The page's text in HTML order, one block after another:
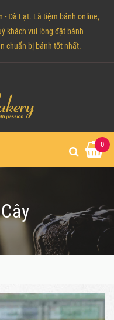
- Đà Lạt. Là tiệm bánh online,
khách vui lòng đặt bánh
chuẩn bị bánh tốt nhất.
0